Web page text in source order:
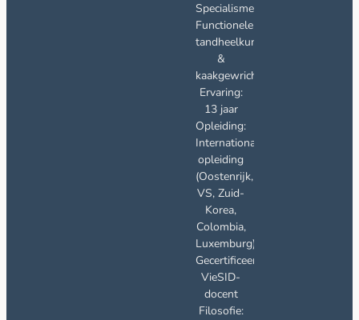
Specialisme:
Functionele
tandheelkunde
&
kaakgewrichtsstoornissen​
Ervaring:
13 jaar
Opleiding:
Internationale
opleiding
(Oostenrijk,
VS, Zuid-
Korea,
Colombia,
Luxemburg);
Gecertificeerd
VieSID-
docent
Filosofie: